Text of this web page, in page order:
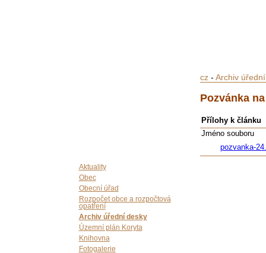
Aktuality
Obec
Obecní úřad
Rozpočet obce a rozpočtová
opatření
Archiv úřední desky
Územní plán Koryta
Knihovna
Fotogalerie
cz- Archiv
Pozvánka
Přílohy k článku
Jméno souboru
pozvanka-